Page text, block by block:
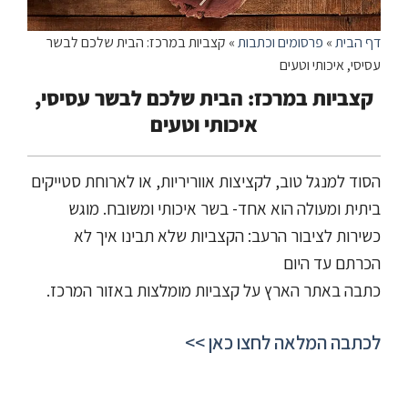
דף הבית» פרסומים וכתבות» קצביות במרכז: הבית שלכם לבשר
עסיסי, איכותי וטעים
קצביות במרכז: הבית שלכם לבשר עסיסי,
איכותי וטעים
הסוד למנגל טוב, לקציצות אווריריות, או לארוחת סטייקים
ביתית ומעולה הוא אחד- בשר איכותי ומשובח. מוגש
כשירות לציבור הרעב: הקצביות שלא תבינו איך לא
הכרתם עד היום
כתבה באתר הארץ על קצביות מומלצות באזור המרכז.
לכתבה המלאה לחצו כאן >>